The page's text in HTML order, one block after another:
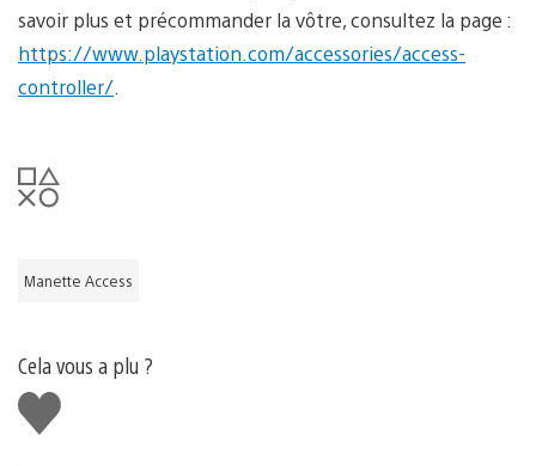
savoir plus et précommander la vôtre, consultez la page :
https://www.playstation.com/accessories/access-
controller/
Manette Access
Cela vous a plu ?
J'aime